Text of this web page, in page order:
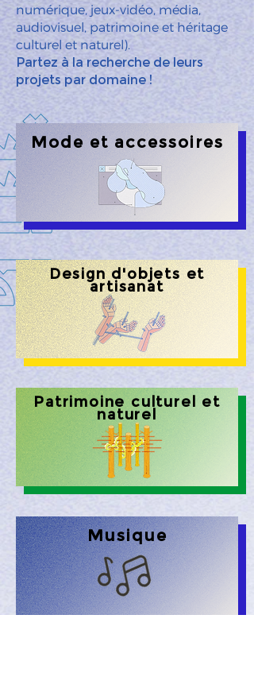
Mode et accessoires
numérique, jeux-vidéo, média,
audiovisuel, patrimoine et héritage
culturel et naturel).
Partez à la recherche de leurs
projets par domaine !
Design d'objets et
artisanat
Patrimoine culturel et
naturel
Musique